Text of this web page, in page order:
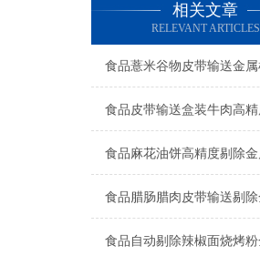
相关文章
RELEVANT ARTICLES